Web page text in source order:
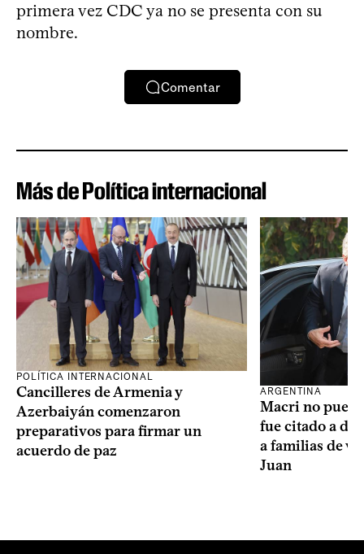
primera vez CDC ya no se presenta con su
nombre.
Comentar
Más de Política internacional
POLÍTICA INTERNACIONAL
Cancilleres de Armenia y
Azerbaiyán comenzaron
preparativos para firmar un
acuerdo de paz
ARGENTINA
Macri no
fue citado a
a familias de
Juan